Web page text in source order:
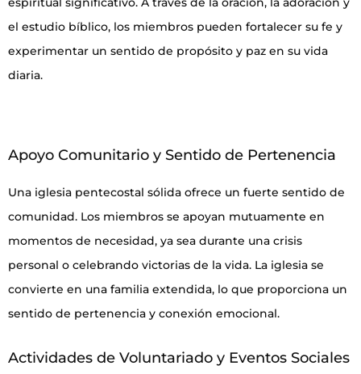
el estudio bíblico, los miembros pueden fortalecer su fe y
experimentar un sentido de propósito y paz en su vida
diaria.
Apoyo Comunitario y Sentido de Pertenencia
Una iglesia pentecostal sólida ofrece un fuerte sentido de
comunidad. Los miembros se apoyan mutuamente en
momentos de necesidad, ya sea durante una crisis
personal o celebrando victorias de la vida. La iglesia se
convierte en una familia extendida, lo que proporciona un
sentido de pertenencia y conexión emocional.
Actividades de Voluntariado y Eventos Sociales